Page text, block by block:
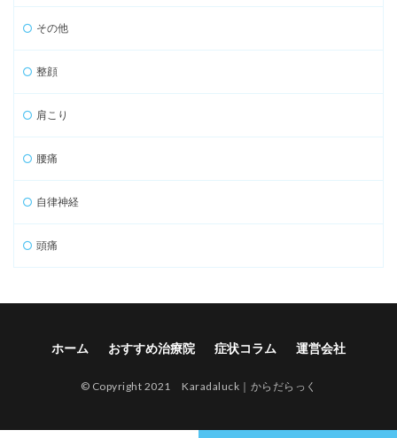
その他
整顔
肩こり
腰痛
自律神経
頭痛
ホーム おすすめ治療院 症状コラム 運営会社
© Copyright 2021 Karadaluck｜からだらっく